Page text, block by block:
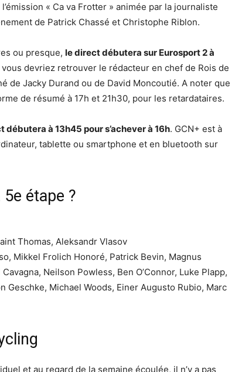
« Ca va Frotter » animée par la journaliste
de Patrick Chassé et Christophe Riblon.
ou presque, le direct débutera sur Eurosport 2 à
devriez retrouver le rédacteur en chef de Rois de
de Jacky Durand ou de David Moncoutié. A noter que
de résumé à 17h et 21h30, pour les retardataires.
à 13h45 pour s’achever à 16h. GCN+ est à
tablette ou smartphone et en bluetooth sur
étape ?
Thomas, Aleksandr Vlasov
Mikkel Frolich Honoré, Patrick Bevin, Magnus
Neilson Powless, Ben O’Connor, Luke Plapp,
Geschke, Michael Woods, Einer Augusto Rubio, Marc
et au regard de la semaine écoulée, il n’y a pas